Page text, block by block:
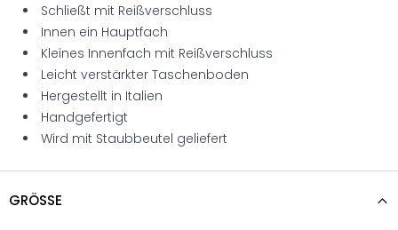
Schließt mit Reißverschluss
Innen ein Hauptfach
Kleines Innenfach mit Reißverschluss
Leicht verstärkter Taschenboden
Hergestellt in Italien
Handgefertigt
Wird mit Staubbeutel geliefert
GRÖSSE